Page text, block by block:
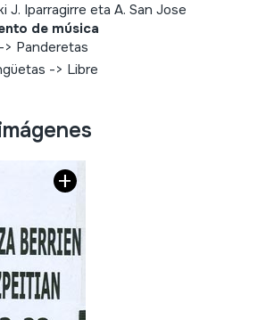
J. Iparragirre eta A. San Jose
de música
-> Panderetas
-> Libre